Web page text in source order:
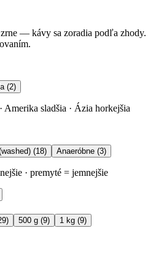
— kávy sa zoradia podľa zhody.
(2)
sladšia · Ázia horkejšia
(18) Anaeróbne (3)
· premyté = jemnejšie
) 500 g (9) 1 kg (9)